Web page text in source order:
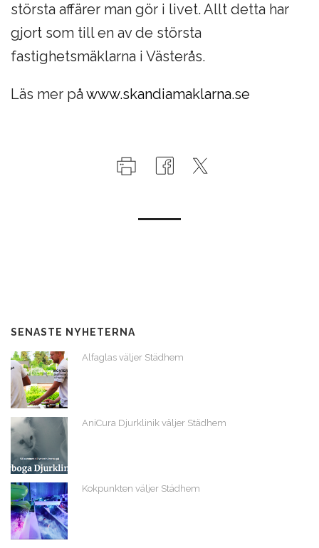
största affärer man gör i livet. Allt detta har
gjort som till en av de största
fastighetsmäklarna i Västerås.
Läs mer på www.skandiamaklarna.se
SENASTE NYHETERNA
Alfaglas väljer Städhem
AniCura Djurklinik väljer Städhem
Kokpunkten väljer Städhem